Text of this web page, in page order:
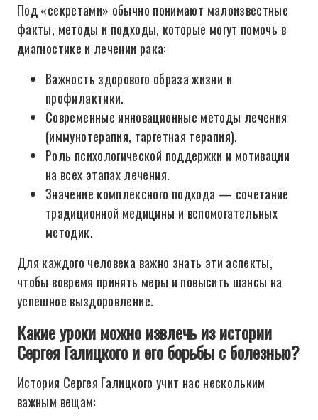
Под «секретами» обычно понимают малоизвестные
факты, методы и подходы, которые могут помочь в
диагностике и лечении рака:
Важность здорового образа жизни и
профилактики.
Современные инновационные методы лечения
(иммунотерапия, таргетная терапия).
Роль психологической поддержки и мотивации
на всех этапах лечения.
Значение комплексного подхода — сочетание
традиционной медицины и вспомогательных
методик.
Для каждого человека важно знать эти аспекты,
чтобы вовремя принять меры и повысить шансы на
успешное выздоровление.
Какие уроки можно извлечь из истории
Сергея Галицкого и его борьбы с болезнью?
История Сергея Галицкого учит нас нескольким
важным вещам: